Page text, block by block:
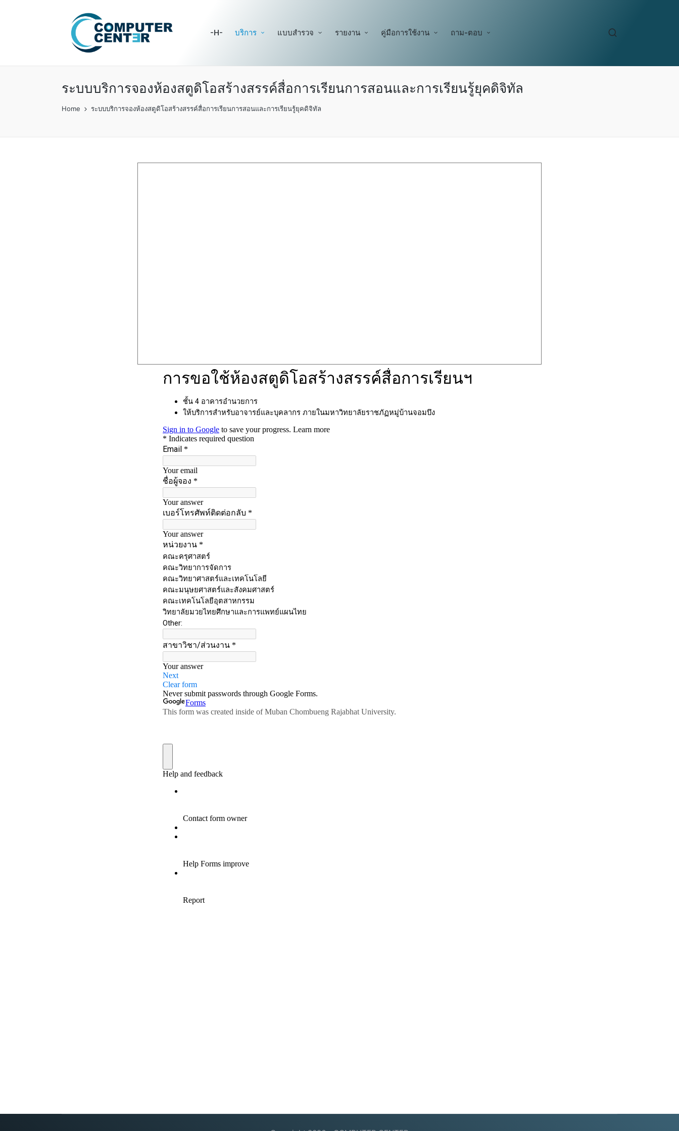
-H- บริการ แบบสำรวจ รายงาน คู่มือการใช้งาน ถาม-ตอบ
ระบบบริการจองห้องสตูดิโอสร้างสรรค์สื่อการเรียนการสอนและการเรียนรู้ยุคดิจิทัล
Home ระบบบริการจองห้องสตูดิโอสร้างสรรค์สื่อการเรียนการสอนและการเรียนรู้ยุคดิจิทัล